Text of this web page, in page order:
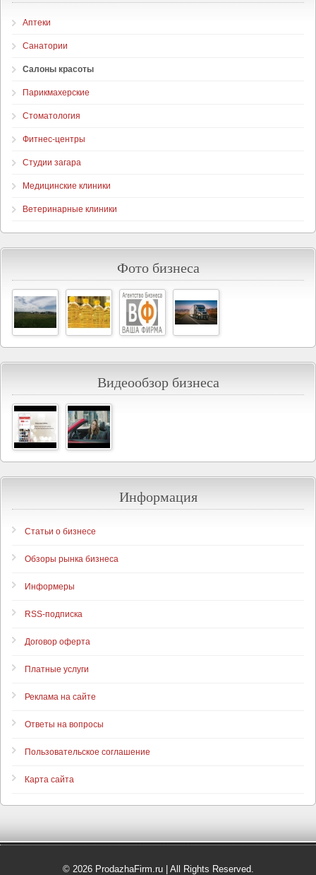
Аптеки
Санатории
Салоны красоты
Парикмахерские
Стоматология
Фитнес-центры
Студии загара
Медицинские клиники
Ветеринарные клиники
Фото бизнеса
Видеообзор бизнеса
Информация
Статьи о бизнесе
Обзоры рынка бизнеса
Информеры
RSS-подписка
Договор оферта
Платные услуги
Реклама на сайте
Ответы на вопросы
Пользовательское соглашение
Карта сайта
© 2026 ProdazhaFirm.ru | All Rights Reserved.